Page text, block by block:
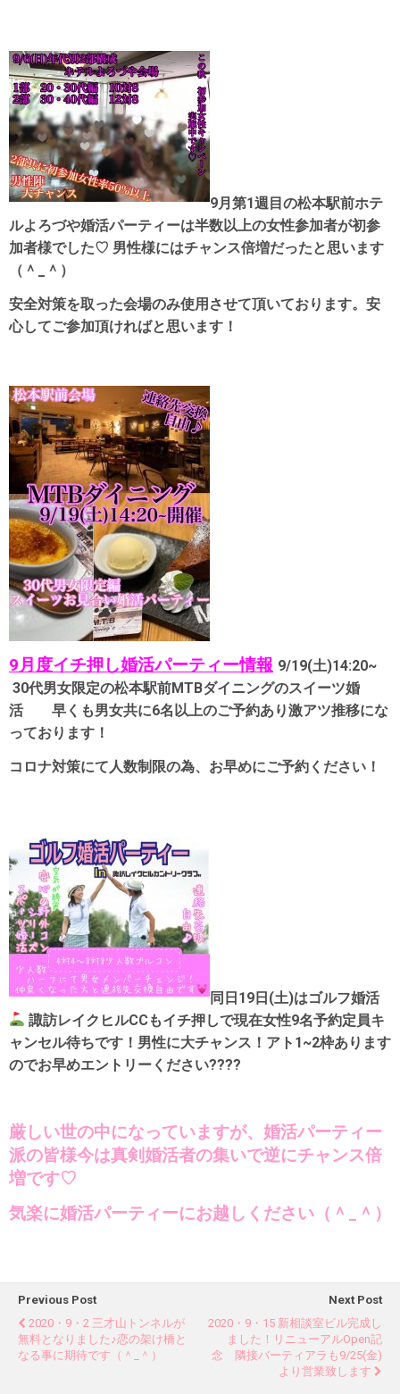
9月第1週目の松本駅前ホテ
ルよろづや婚活パーティーは半数以上の女性参加者が初参
加者様でした♡ 男性様にはチャンス倍増だったと思います
（＾_＾）
安全対策を取った会場のみ使用させて頂いております。安
心してご参加頂ければと思います！
9月度イチ押し婚活パーティー情報 9/19(土)14:20~
30代男女限定の松本駅前MTBダイニングのスイーツ婚
活 早くも男女共に6名以上のご予約あり激アツ推移にな
っております！
コロナ対策にて人数制限の為、お早めにご予約ください！
同日19日(土)はゴルフ婚活
諏訪レイクヒルCCもイチ押しで現在女性9名予約定員キ
ャンセル待ちです！男性に大チャンス！アト1~2枠あります
のでお早めエントリーください????
厳しい世の中になっていますが、婚活パーティー
派の皆様今は真剣婚活者の集いで逆にチャンス倍
増です♡
気楽に婚活パーティーにお越しください（＾_＾）
Previous Post
2020・9・2 三才山トンネルが
無料となりました♪恋の架け橋と
なる事に期待です（＾_＾）
Next Post
2020・9・15 新相談室ビル完成し
ました！リニューアルopen記
念 隣接バーティアラも9/25(金)
より営業致します